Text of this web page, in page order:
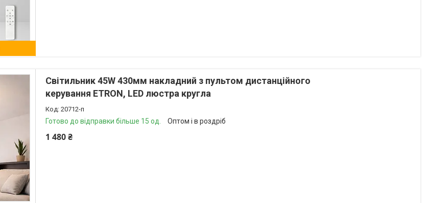
Світильник 45W 430мм накладний з пультом дистанційного
керування ETRON, LED люстра кругла
20712-п
Готово до відправки більше 15 од. Оптом і в роздріб
1 480 ₴